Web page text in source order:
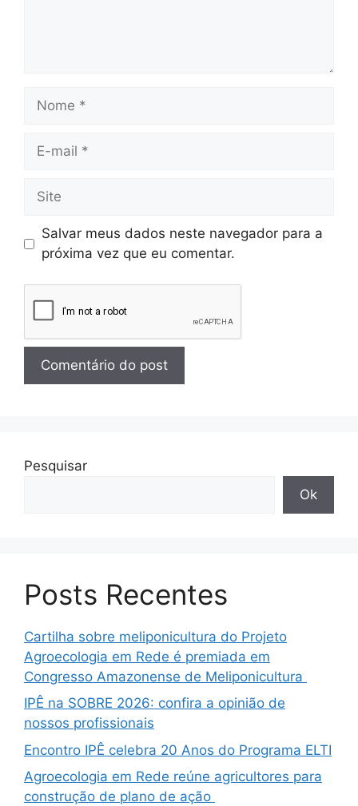
Salvar meus dados neste navegador para a
próxima vez que eu comentar.
Pesquisar
Ok
Posts Recentes
Cartilha sobre meliponicultura do Projeto
Agroecologia em Rede é premiada em
Congresso Amazonense de Meliponicultura
IPÊ na SOBRE 2026: confira a opinião de
nossos profissionais
Encontro IPÊ celebra 20 Anos do Programa ELTI
Agroecologia em Rede reúne agricultores para
construção de plano de ação